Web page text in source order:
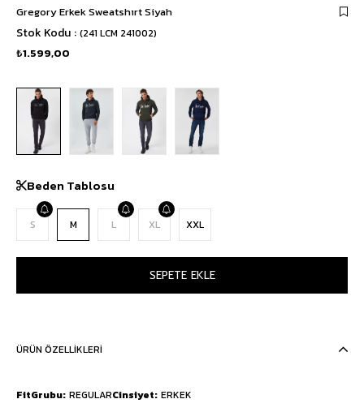
Gregory Erkek Sweatshırt Siyah
Stok Kodu (241 LCM 241002)
₺1.599,00
Beden Tablosu
S M L XL XXL
ÜRÜN ÖZELLIKLERI
FitGrubu REGULARCinsiyet ERKEK